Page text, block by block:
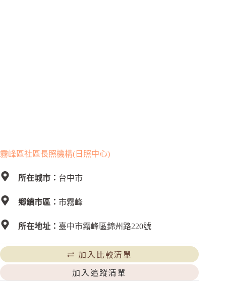
霧峰區社區長照機構(日照中心)
所在城市： 台中市
鄉鎮市區： 市霧峰
所在地址： 臺中市霧峰區錦州路220號
加入比較清單
加入追蹤清單